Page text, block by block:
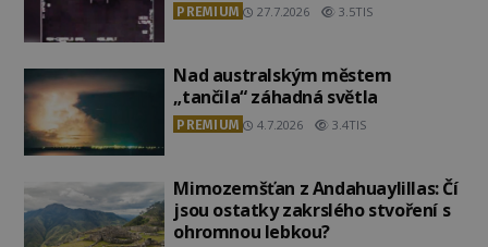
PREMIUM 27.7.2026 3.5TIS
Nad australským městem
„tančila“ záhadná světla
PREMIUM 4.7.2026 3.4TIS
Mimozemšťan z Andahuaylillas: Čí
jsou ostatky zakrslého stvoření s
ohromnou lebkou?